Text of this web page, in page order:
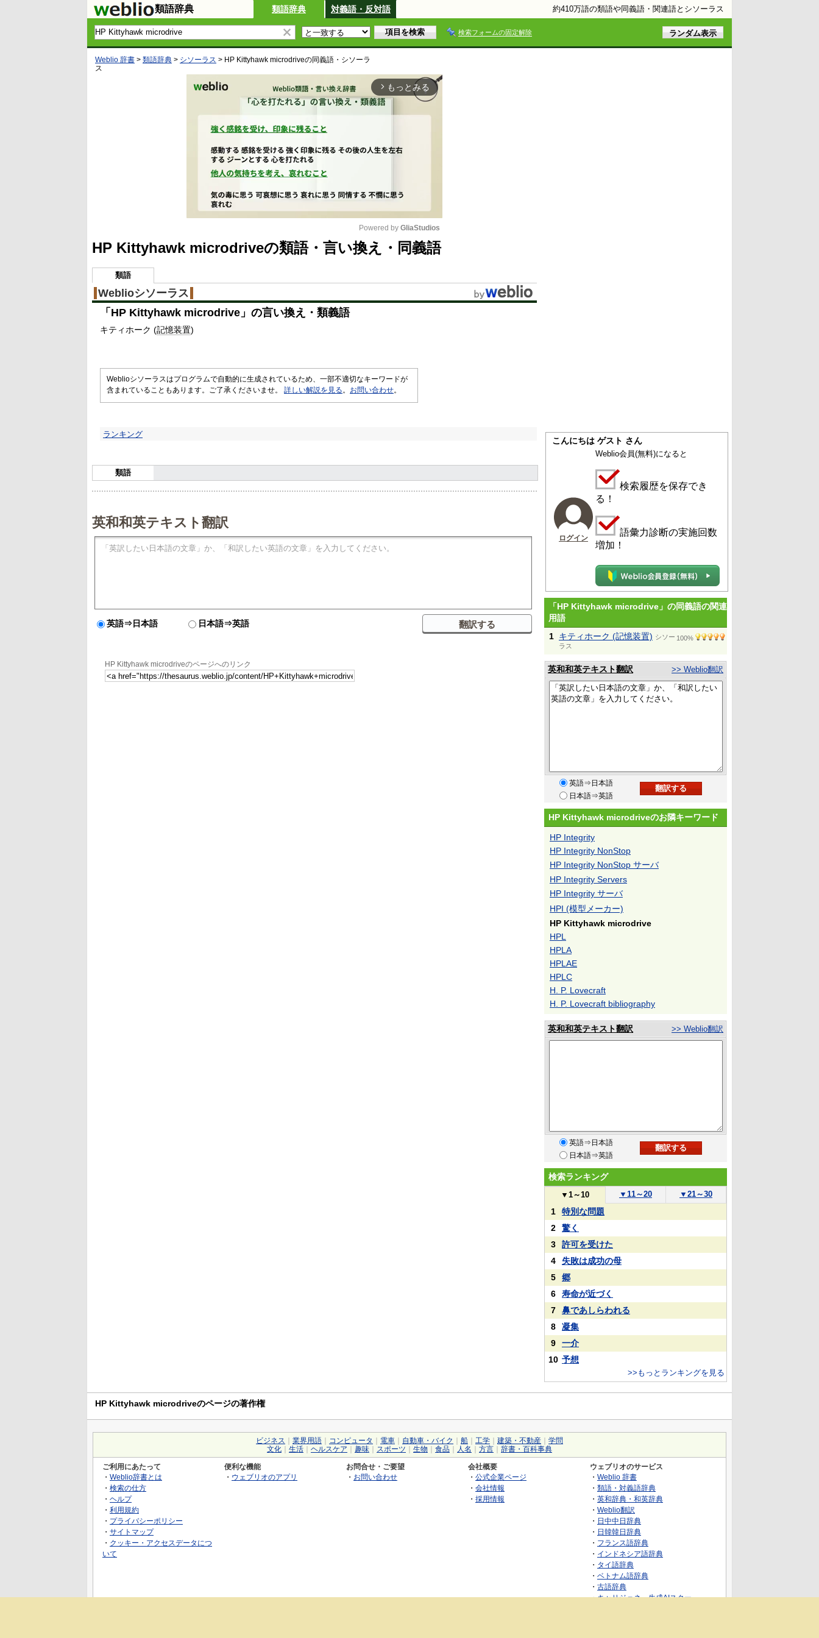
類語辞典 類語辞典 対義語・反対語 約410万語の類語や同義語・関連語とシソーラス
検索フォームの固定解除
Weblio 辞書 > 類語辞典 > シソーラス > HP Kittyhawk microdriveの同義語・シソーラ
ス
arrow_forward_ios もっとみる
Powered by GliaStudios
HP Kittyhawk microdriveの類語・言い換え・同義語
類語
Weblioシソーラス
「 HP Kittyhawk microdrive 」の言い換え・類義語
キティホーク (記憶装置)
Weblioシソーラスはプログラムで自動的に生成されているため、一部不適切なキーワードが
含まれていることもあります。ご了承くださいませ。 詳しい解説を見る 。 お問い合わせ。
ランキング
類語
英和和英テキスト翻訳
英語⇒日本語 日本語⇒英語
HP Kittyhawk microdriveのページへのリンク
こんにちは ゲスト さん
ログイン
Weblio会員(無料)になると
検索履歴を保存でき
る！
語彙力診断の実施回数
増加！
「HP Kittyhawk microdrive」の同義語の関連
用語
1 キティホーク (記憶装置) シソー
ラス
100%
英和和英テキスト翻訳 >> Weblio翻訳
英語⇒日本語
日本語⇒英語
HP Kittyhawk microdriveのお隣キーワード
HP Integrity
HP Integrity NonStop
HP Integrity NonStop サーバ
HP Integrity Servers
HP Integrity サーバ
HPI (模型メーカー)
HP Kittyhawk microdrive
HPL
HPLA
HPLAE
HPLC
H. P. Lovecraft
H. P. Lovecraft bibliography
英和和英テキスト翻訳 >> Weblio翻訳
英語⇒日本語
日本語⇒英語
検索ランキング
▼ 1～10 ▼ 11～20 ▼ 21～30
1
特別な問題
2
驚く
3
許可を受けた
4
失敗は成功の母
5
郷
6
寿命が近づく
7
鼻であしらわれる
8
凝集
9
一介
10 予想
>>もっとランキングを見る
HP Kittyhawk microdriveのページの著作権
ビジネス 業界用語 コンピュータ 電車 自動車・バイク 船 工学 建築・不動産
学問
文化
生活 ヘルスケア 趣味 スポーツ 生物 食品 人名 方言 辞書・百科事典
ご利用にあたって
・ Weblio辞書とは
・ 検索の仕方
・ ヘルプ
・ 利用規約
・ プライバシーポリシー
・ サイトマップ
・ クッキー・アクセスデータにつ
いて
便利な機能
・ ウェブリオのアプリ
お問合せ・ご要望
・ お問い合わせ
会社概要
・ 公式企業ページ
・ 会社情報
・ 採用情報
ウェブリオのサービス
・ Weblio 辞書
・ 類語・対義語辞典
・ 英和辞典・和英辞典
・ Weblio翻訳
・ 日中中日辞典
・ 日韓韓日辞典
・ フランス語辞典
・ インドネシア語辞典
・ タイ語辞典
・ ベトナム語辞典
・ 古語辞典
・キャリジェネ～生成AIスクー